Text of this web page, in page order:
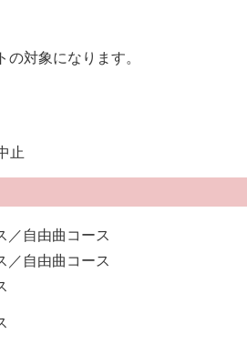
対象になります。
止
／自由曲コース
／自由曲コース